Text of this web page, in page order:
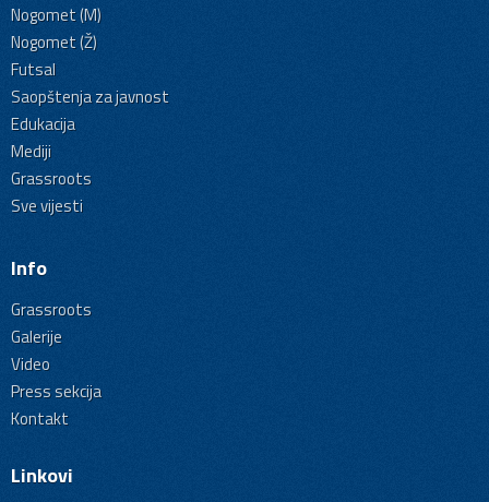
Nogomet (M)
Nogomet (Ž)
Futsal
Saopštenja za javnost
Edukacija
Mediji
Grassroots
Sve vijesti
Info
Grassroots
Galerije
Video
Press sekcija
Kontakt
Linkovi